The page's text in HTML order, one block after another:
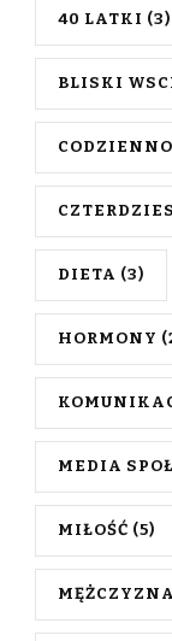
40 LATKI (3)
BLISKI
DIETA (3)
HORMONY
MEDIA
MIŁOŚĆ (5)
MĘŻCZYZNA